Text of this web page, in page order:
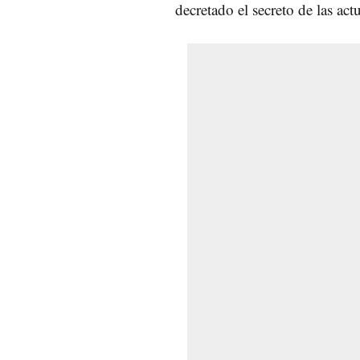
decretado el secreto de las